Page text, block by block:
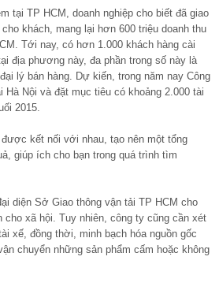
tại TP HCM, doanh nghiệp cho biết đã giao
khách, mang lại hơn 600 triệu doanh thu
Tới nay, có hơn 1.000 khách hàng cài
địa phương này, đa phần trong số này là
lý bán hàng. Dự kiến, trong năm nay Công
Hà Nội và đặt mục tiêu có khoảng 2.000 tài
2015.
kết nối với nhau, tạo nên một tổng
giúp ích cho bạn trong quá trình tìm
diện Sở Giao thông vận tải TP HCM cho
cho xã hội. Tuy nhiên, công ty cũng cần xét
xế, đồng thời, minh bạch hóa nguồn gốc
chuyển những sản phẩm cấm hoặc không